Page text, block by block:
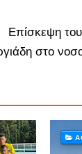
Επίσκεψη
στο